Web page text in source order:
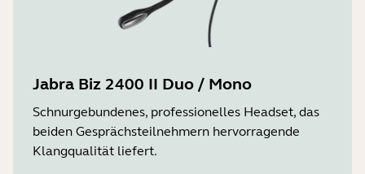
Jabra Biz 2400 II Duo / Mono
Schnurgebundenes, professionelles Headset, das
beiden Gesprächsteilnehmern hervorragende
Klangqualität liefert.